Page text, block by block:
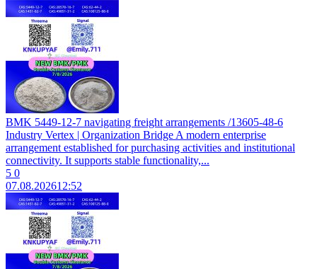
BMK 5449-12-7 navigating freight arrangements /13605-48-6
Industry Vertex | Organization Bridge A modern enterprise
arrangement established for purchasing activities and institutional
connectivity. It supports stable functionality,...
5 0
07.08.202612:52